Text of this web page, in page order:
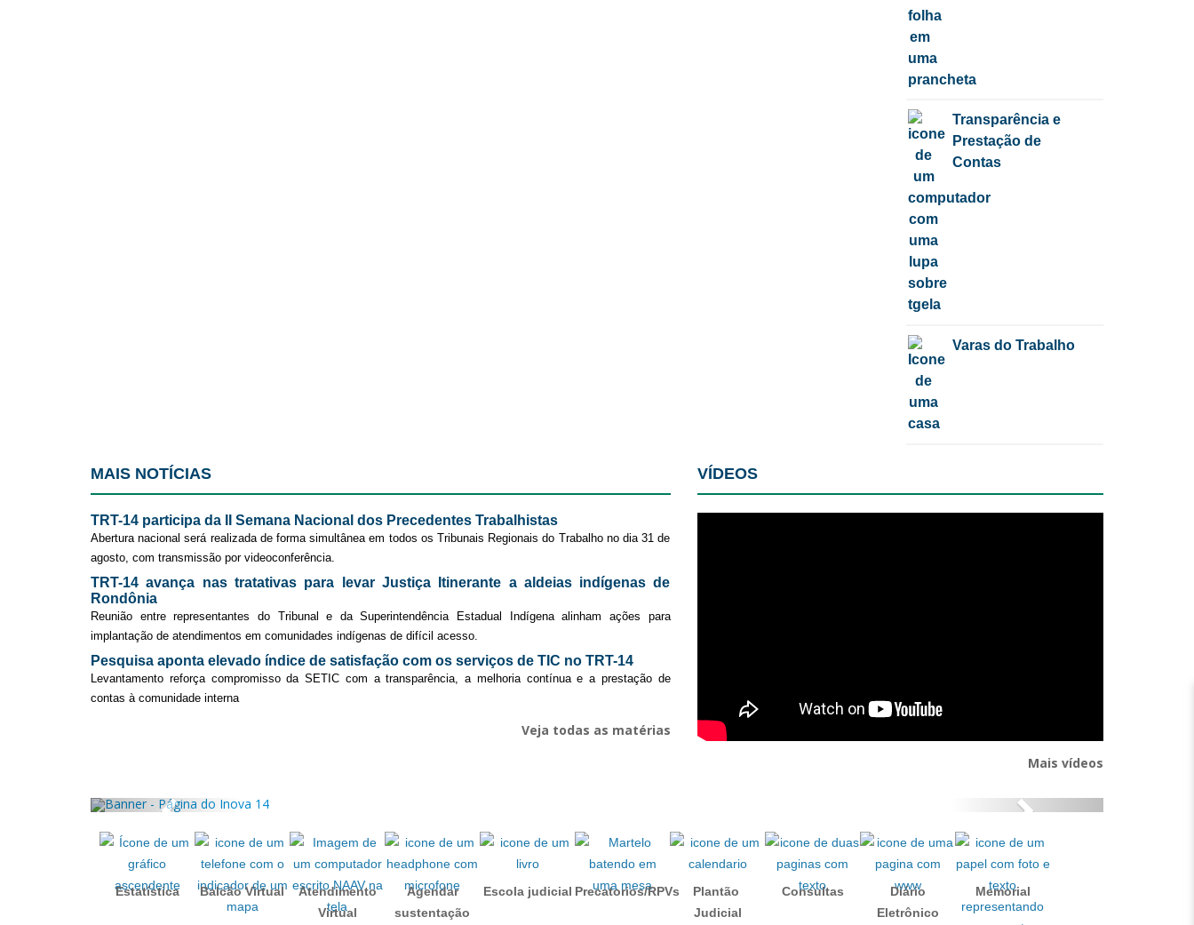
Transparência e
Prestação de
Contas
Varas do Trabalho
MAIS NOTÍCIAS
TRT-14 participa da II Semana Nacional dos Precedentes Trabalhistas
Abertura nacional será realizada de forma simultânea em todos os Tribunais Regionais do Trabalho no dia 31 de
agosto, com transmissão por videoconferência.
TRT-14 avança nas tratativas para levar Justiça Itinerante a aldeias indígenas de
Rondônia
Reunião entre representantes do Tribunal e da Superintendência Estadual Indígena alinham ações para
implantação de atendimentos em comunidades indígenas de difícil acesso.
Pesquisa aponta elevado índice de satisfação com os serviços de TIC no TRT-14
Levantamento reforça compromisso da SETIC com a transparência, a melhoria contínua e a prestação de
contas à comunidade interna
Veja todas as matérias
VÍDEOS
Mais vídeos
Anterior Ṕróximo
Estatística Balcão Virtual
Atendimento
Virtual
Agendar
sustentação
Escola judicial Precatorios/RPVs
Plantão
Judicial
Consultas
Diário
Eletrônico
Memorial